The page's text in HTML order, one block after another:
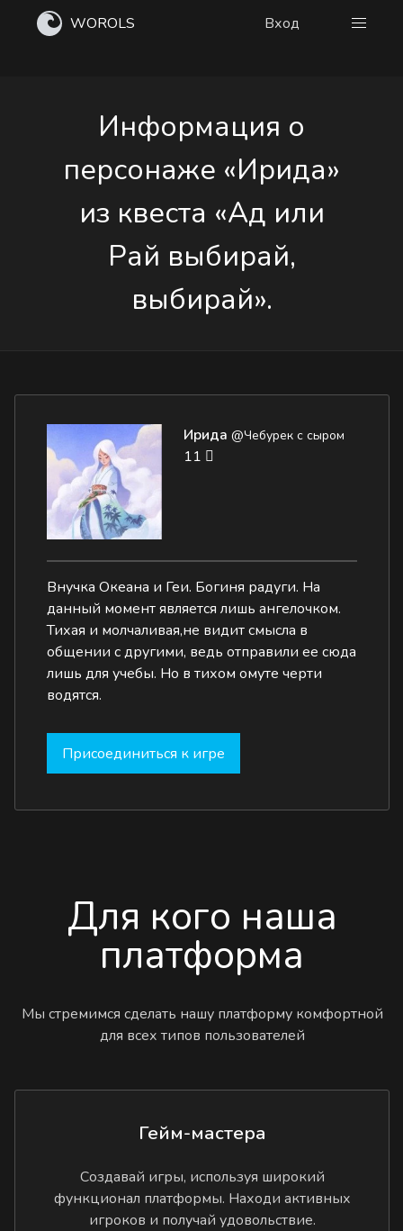
WOROLS Вход
Информация о
персонаже «Ирида»
из квеста «Ад или
Рай выбирай,
выбирай».
Ирида @Чебурек с сыром
11
Внучка Океана и Геи. Богиня радуги. На
данный момент является лишь ангелочком.
Тихая и молчаливая,не видит смысла в
общении с другими, ведь отправили ее сюда
лишь для учебы. Но в тихом омуте черти
водятся.
Присоединиться к игре
Для кого наша
платформа
Мы стремимся сделать нашу платформу комфортной
для всех типов пользователей
Гейм-мастера
Создавай игры, используя широкий
функционал платформы. Находи активных
игроков и получай удовольствие.